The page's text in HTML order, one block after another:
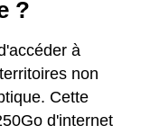
?
à
non
Cette
d'internet